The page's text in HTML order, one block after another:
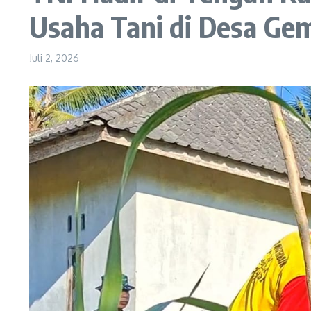
Usaha Tani di Desa
Juli 2, 2026